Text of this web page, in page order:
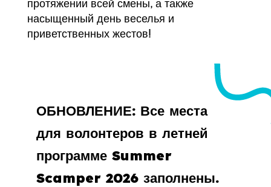
протяжении всей смены, а также
насыщенный день веселья и
приветственных жестов!
ОБНОВЛЕНИЕ: Все места
для волонтеров в летней
программе Summer
Scamper 2026 заполнены.